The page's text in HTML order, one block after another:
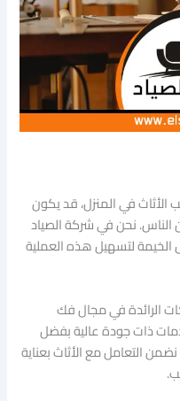
الأثاث في المنزل، قد يكون
الناس. نحن في شركة الصياد
لتسهيل هذه العملية
الرائدة في مجال فك
ذات جودة عالية بفضل
التعامل مع الأثاث بعناية